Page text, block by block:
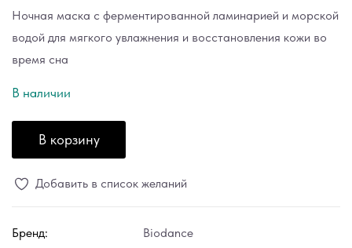
Ночная маска с ферментированной ламинарией и морской
водой для мягкого увлажнения и восстановления кожи во
время сна
В наличии
В корзину
Добавить в список желаний
Бренд: Biodance